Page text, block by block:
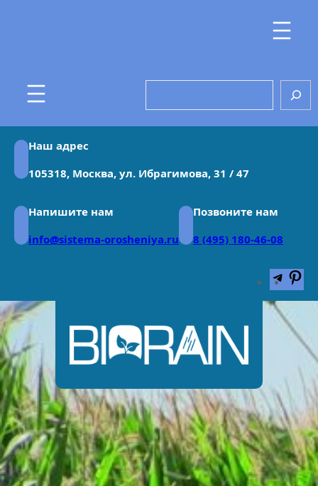
Наш адрес
105318, Москва, ул. Ибрагимова, 31 / 47
Напишите нам
info@sistema-orosheniya.ru
Позвоните нам
8 (495) 180-46-08